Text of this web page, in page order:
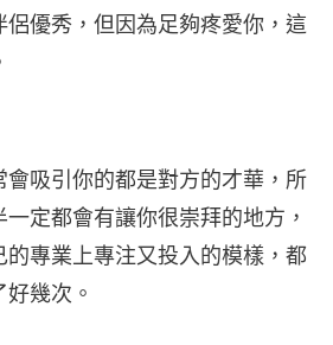
優秀，但因為足夠疼愛你，這
吸引你的都是對方的才華，所
定都會有讓你很崇拜的地方，
專業上專注又投入的模樣，都
幾次。